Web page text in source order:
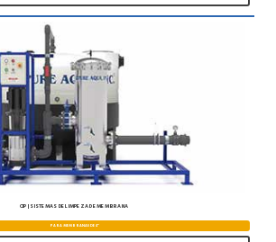
CIP | SISTEMAS DE LIMPEZA DE MEMBRANA
PARA MEMBRANAS DE 4"